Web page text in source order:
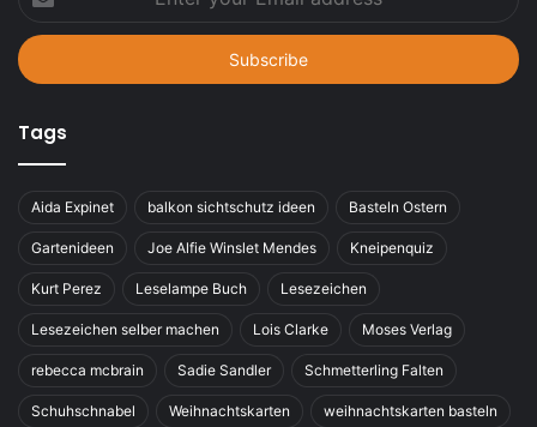
your
Email
address
Tags
Aida Expinet balkon sichtschutz ideen Basteln Ostern
Gartenideen Joe Alfie Winslet Mendes Kneipenquiz
Kurt Perez Leselampe Buch Lesezeichen
Lesezeichen selber machen Lois Clarke Moses Verlag
rebecca mcbrain Sadie Sandler Schmetterling Falten
Schuhschnabel Weihnachtskarten weihnachtskarten basteln